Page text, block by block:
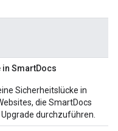
SmartDocs
Sicherheitslücke in
die SmartDocs
durchzuführen.